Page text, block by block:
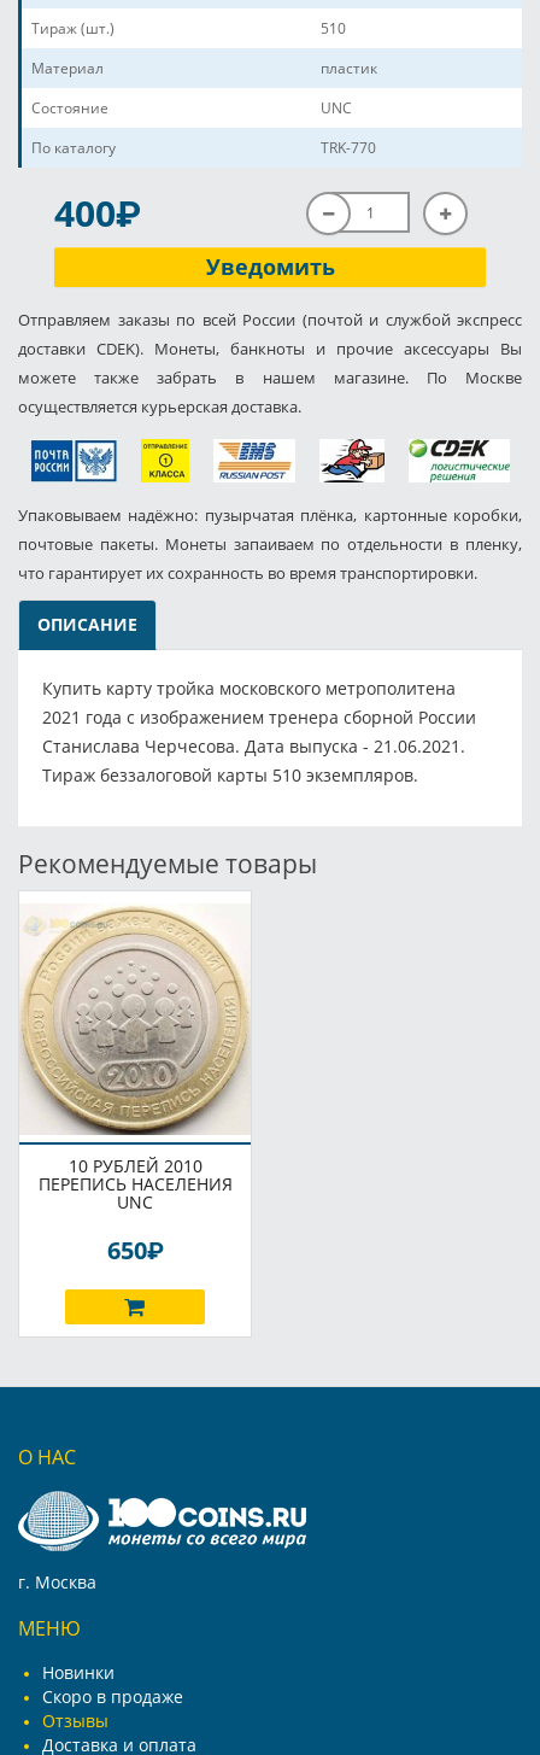
Тираж (шт.)
510
Материал
пластик
Состояние
UNC
По каталогу
TRK-770
400P
Уведомить
Отправляем заказы по всей России (почтой и службой экспресс
доставки CDEK). Монеты, банкноты и прочие аксессуары Вы
можете также забрать в нашем магазине. По Москве
осуществляется курьерская доставка.
Упаковываем надёжно: пузырчатая плёнка, картонные коробки,
почтовые пакеты. Монеты запаиваем по отдельности в пленку,
что гарантирует их сохранность во время транспортировки.
ОПИСАНИЕ
Купить карту тройка московского метрополитена
2021 года с изображением тренера сборной России
Станислава Черчесова. Дата выпуска - 21.06.2021.
Тираж беззалоговой карты 510 экземпляров.
Рекомендуемые товары
10 РУБЛЕЙ 2010
ПЕРЕПИСЬ НАСЕЛЕНИЯ
UNC
650P
О НАС
г. Москва
МЕНЮ
Новинки
Скоро в продаже
Отзывы
Доставка и оплата